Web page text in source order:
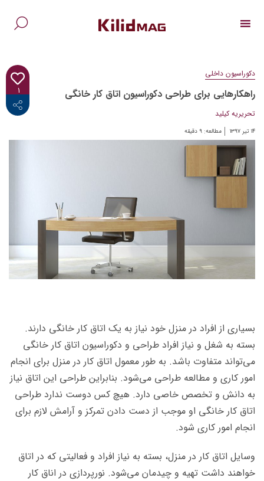
۱
<i class="fab fa-facebook-f"></i>
دکوراسیون داخلی
راهکارهایی برای طراحی دکوراسیون اتاق کار خانگی
تحریریه کیلید
۱۴ تیر ۱۳۹۷ مطالعه: ۹ دقیقه
بسیاری از افراد در منزل خود نیاز به یک اتاق کار خانگی دارند.
بسته به شغل و نیاز افراد طراحی و دکوراسیون اتاق کار خانگی
می‌تواند متفاوت باشد. به طور معمول اتاق کار در منزل برای انجام
امور کاری و مطالعه طراحی می‌شود. بنابراین طراحی این اتاق نیاز
به دانش و تخصص خاصی دارد. هیچ کس دوست ندارد طراحی
اتاق کار خانگی او موجب از دست دادن تمرکز و آرامش لازم برای
انجام امور کاری شود.
وسایل اتاق کار در منزل، بسته به نیاز افراد و فعالیتی که در اتاق
خواهند داشت تهیه و چیدمان می‌شود. نورپردازی در اناق کار